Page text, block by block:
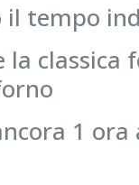
il tempo
la
1